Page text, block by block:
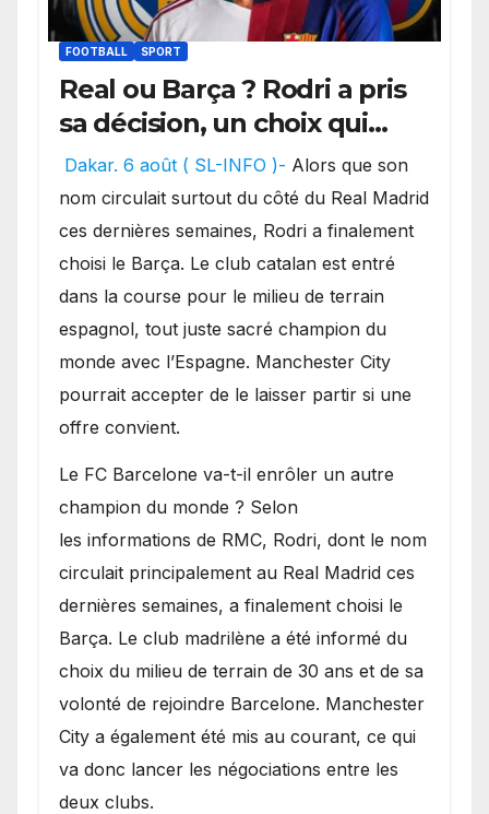
FOOTBALL SPORT
Real ou Barça ? Rodri a pris
sa décision, un choix qui
pourrait faire grand bruit
sur le marché des
transferts.
Dakar. 6 août ( SL-INFO )- Alors que son
nom circulait surtout du côté du Real Madrid
ces dernières semaines, Rodri a finalement
choisi le Barça. Le club catalan est entré
dans la course pour le milieu de terrain
espagnol, tout juste sacré champion du
monde avec l’Espagne. Manchester City
pourrait accepter de le laisser partir si une
offre convient.
​Le FC Barcelone va-t-il enrôler un autre
champion du monde ? Selon
les informations de RMC, Rodri, dont le nom
circulait principalement au Real Madrid ces
dernières semaines, a finalement choisi le
Barça. Le club madrilène a été informé du
choix du milieu de terrain de 30 ans et de sa
volonté de rejoindre Barcelone. Manchester
City a également été mis au courant, ce qui
va donc lancer les négociations entre les
deux clubs.